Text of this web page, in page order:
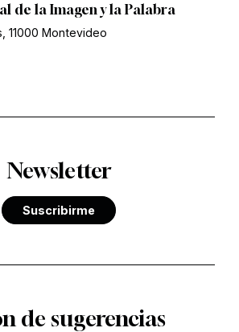
de la Imagen y la Palabra
11000 Montevideo
Newsletter
Suscribirme
de sugerencias